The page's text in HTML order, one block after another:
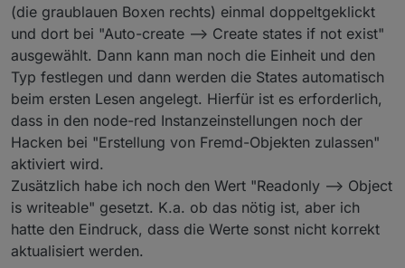
(die graublauen Boxen rechts) einmal doppeltgeklickt
und dort bei "Auto-create --> Create states if not exist"
ausgewählt. Dann kann man noch die Einheit und den
Typ festlegen und dann werden die States automatisch
beim ersten Lesen angelegt. Hierfür ist es erforderlich,
dass in den node-red Instanzeinstellungen noch der
Hacken bei "Erstellung von Fremd-Objekten zulassen"
aktiviert wird.
Zusätzlich habe ich noch den Wert "Readonly --> Object
is writeable" gesetzt. K.a. ob das nötig ist, aber ich
hatte den Eindruck, dass die Werte sonst nicht korrekt
aktualisiert werden.